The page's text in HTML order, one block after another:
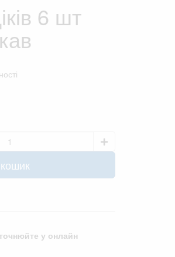
6 шт
у онлайн